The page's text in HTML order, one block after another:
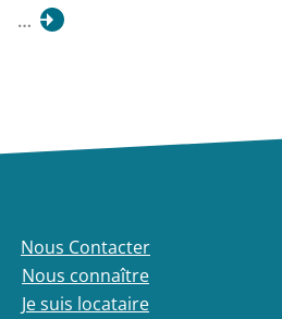
…
Nous Contacter
Nous connaître
Je suis locataire